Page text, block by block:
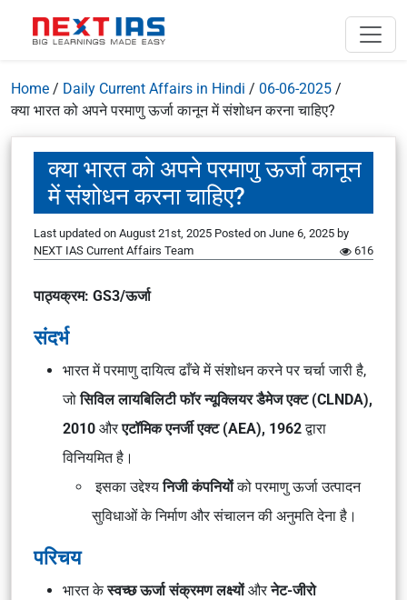
Home / Daily Current Affairs in Hindi / 06-06-2025 /
क्या भारत को अपने परमाणु ऊर्जा कानून में संशोधन करना चाहिए?
क्या भारत को अपने परमाणु ऊर्जा कानून
में संशोधन करना चाहिए?
Last updated on August 21st, 2025 Posted on June 6, 2025 by
NEXT IAS Current Affairs Team
616
पाठ्यक्रम: GS3/ऊर्जा
संदर्भ
भारत में परमाणु दायित्व ढाँचे में संशोधन करने पर चर्चा जारी है,
जोसिविल लायबिलिटी फॉर न्यूक्लियर डैमेज एक्ट (CLNDA),
2010 औरएटॉमिक एनर्जी एक्ट (AEA), 1962द्वारा
विनियमित है।
इसका उद्देश्यनिजी कंपनियोंको परमाणु ऊर्जा उत्पादन
सुविधाओं के निर्माण और संचालन की अनुमति देना है।
परिचय
भारत केस्वच्छ ऊर्जा संक्रमण लक्ष्योंऔरनेट-जीरो